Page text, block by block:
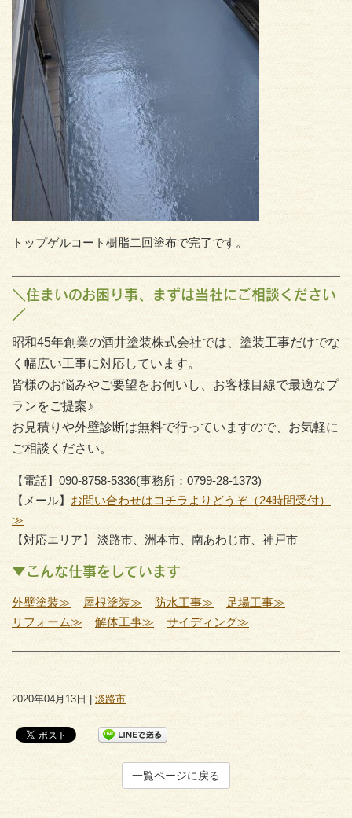
トップゲルコート樹脂二回塗布で完了です。
＼住まいのお困り事、まずは当社にご相談ください
／
昭和45年創業の酒井塗装株式会社では、塗装工事だけでな
く幅広い工事に対応しています。
皆様のお悩みやご要望をお伺いし、お客様目線で最適なプ
ランをご提案♪
お見積りや外壁診断は無料で行っていますので、お気軽に
ご相談ください。
【電話】090-8758-5336(事務所：0799-28-1373)
【メール】 お問い合わせはコチラよりどうぞ（24時間受付）
≫
【対応エリア】 淡路市、洲本市、南あわじ市、神戸市
▼こんな仕事をしています
外壁塗装≫ 屋根塗装≫ 防水工事≫
足場工事≫
リフォーム≫
解体工事≫ サイディング≫
2020年04月13日 | 淡路市
一覧ページに戻る